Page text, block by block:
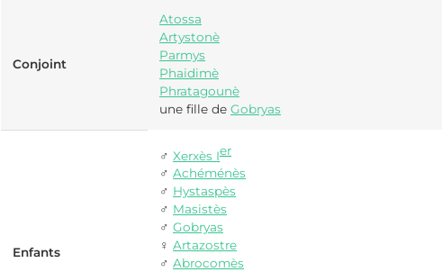
Conjoint
Atossa
Artystonè
Parmys
Phaidimè
Phratagounè
une fille de Gobryas
Enfants
♂ Xerxès Ier
♂ Achéménès
♂ Hystaspès
♂ Masistès
♂ Gobryas
♀ Artazostre
♂ Abrocomès